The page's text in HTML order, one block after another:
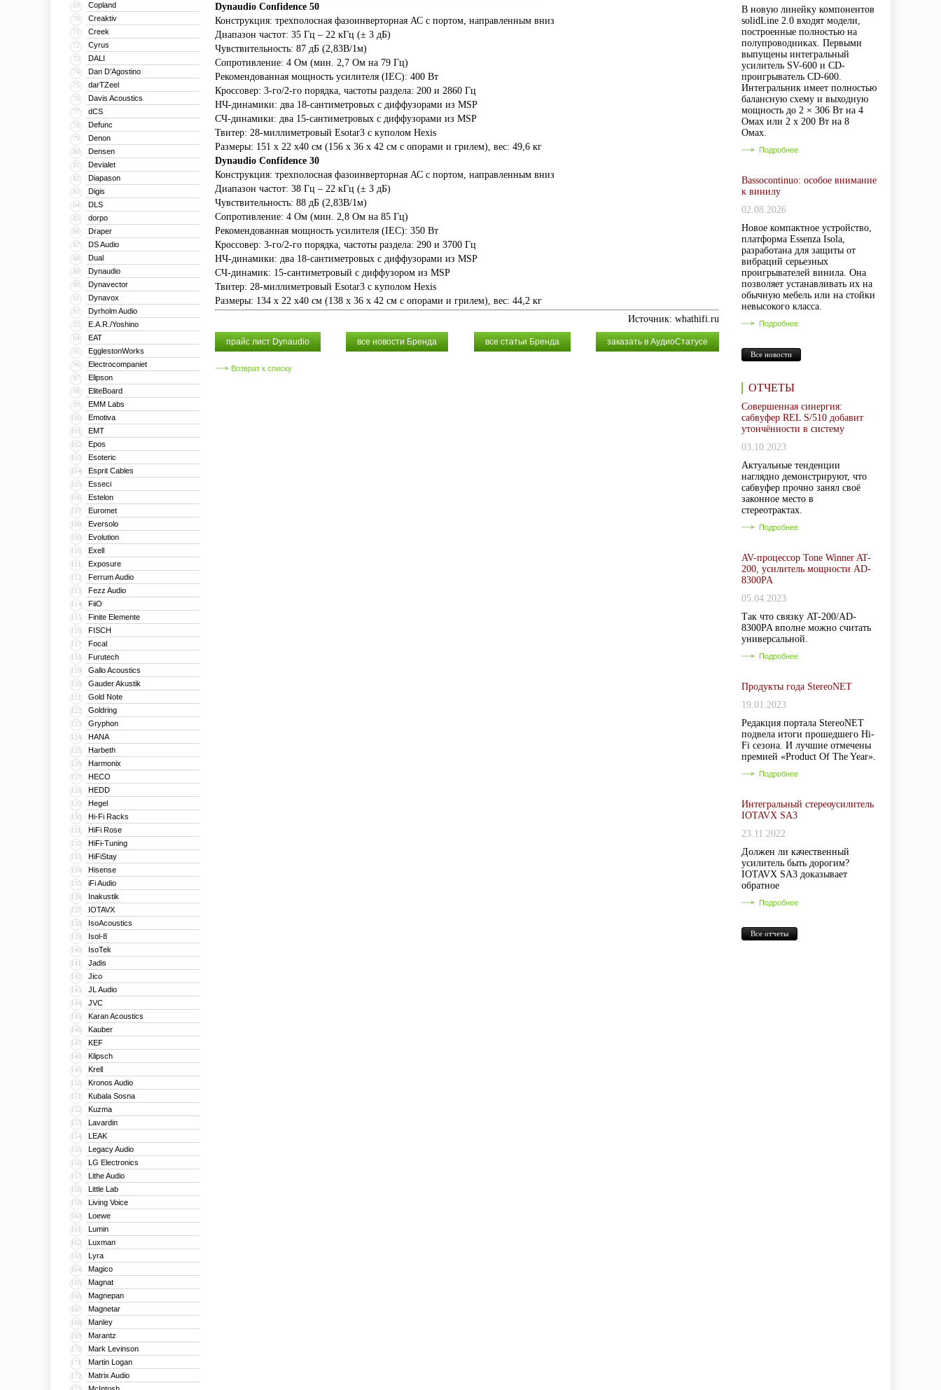
69 Copland
70 Creaktiv
71 Creek
72 Cyrus
73 DALI
74 Dan D’Agostino
75 darTZeel
76 Davis Acoustics
77 dCS
78 Defunc
79 Denon
80 Densen
81 Devialet
82 Diapason
83 Digis
84 DLS
85 dorpo
86 Draper
87 DS Audio
88 Dual
89 Dynaudio
90 Dynavector
91 Dynavox
92 Dyrholm Audio
93 E.A.R./Yoshino
94 EAT
95 EgglestonWorks
96 Electrocompaniet
97 Elipson
98 EliteBoard
99 EMM Labs
100 Emotiva
101 EMT
102 Epos
103 Esoteric
104 Esprit Cables
105 Esseci
106 Estelon
107 Euromet
108 Eversolo
109 Evolution
110 Exell
111 Exposure
112 Ferrum Audio
113 Fezz Audio
114 FiiO
115 Finite Elemente
116 FISCH
117 Focal
118 Furutech
119 Gallo Acoustics
120 Gauder Akustik
121 Gold Note
122 Goldring
123 Gryphon
124 HANA
125 Harbeth
126 Harmonix
127 HECO
128 HEDD
129 Hegel
130 Hi-Fi Racks
131 HiFi Rose
132 HiFi-Tuning
133 HiFiStay
134 Hisense
135 iFi Audio
136 Inakustik
137 IOTAVX
138 IsoAcoustics
139 Isol-8
140 IsoTek
141 Jadis
142 Jico
143 JL Audio
144 JVC
145 Karan Acoustics
146 Kauber
147 KEF
148 Klipsch
149 Krell
150 Kronos Audio
151 Kubala Sosna
152 Kuzma
153 Lavardin
154 LEAK
155 Legacy Audio
156 LG Electronics
157 Lithe Audio
158 Little Lab
159 Living Voice
160 Loewe
161 Lumin
162 Luxman
163 Lyra
164 Magico
165 Magnat
166 Magnepan
167 Magnetar
168 Manley
169 Marantz
170 Mark Levinson
171 Martin Logan
172 Matrix Audio
Dynaudio Confidence 50
Конструкция: трехполосная фазоинверторная АС с портом, направленным вниз
Диапазон частот: 35 Гц – 22 кГц (± 3 дБ)
Чувствительность: 87 дБ (2,83В/1м)
Сопротивление: 4 Ом (мин. 2,7 Ом на 79 Гц)
Рекомендованная мощность усилителя (IEC): 400 Вт
Кроссовер: 3-го/2-го порядка, частоты раздела: 200 и 2860 Гц
НЧ-динамики: два 18-сантиметровых с диффузорами из MSP
СЧ-динамики: два 15-сантиметровых с диффузорами из MSP
Твитер: 28-миллиметровый Esotar3 с куполом Hexis
Размеры: 151 x 22 x40 см (156 x 36 x 42 см с опорами и грилем), вес: 49,6 кг
Dynaudio Confidence 30
Конструкция: трехполосная фазоинверторная АС с портом, направленным вниз
Диапазон частот: 38 Гц – 22 кГц (± 3 дБ)
Чувствительность: 88 дБ (2,83В/1м)
Сопротивление: 4 Ом (мин. 2,8 Ом на 85 Гц)
Рекомендованная мощность усилителя (IEC): 350 Вт
Кроссовер: 3-го/2-го порядка, частоты раздела: 290 и 3700 Гц
НЧ-динамики: два 18-сантиметровых с диффузорами из MSP
СЧ-динамик: 15-сантиметровый с диффузором из MSP
Твитер: 28-миллиметровый Esotar3 с куполом Hexis
Размеры: 134 x 22 x40 см (138 x 36 x 42 см с опорами и грилем), вес: 44,2 кг
Источник: whathifi.ru
прайс лист Dynaudio все новости Бренда все статьи Бренда заказать в АудиоСтатусе
Возврат к списку
В новую линейку компонентов
solidLine 2.0 входят модели,
построенные полностью на
полупроводниках. Первыми
выпущены интегральный
усилитель SV-600 и CD-
проигрыватель CD-600.
Интегральник имеет полностью
балансную схему и выходную
мощность до 2 × 306 Вт на 4
Омах или 2 х 200 Вт на 8
Омах.
Подробнее
Bassocontinuo: особое внимание
к винилу
02.08.2026
Новое компактное устройство,
платформа Essenza Isola,
разработана для защиты от
вибраций серьезных
проигрывателей винила. Она
позволяет устанавливать их на
обычную мебель или на стойки
невысокого класса.
Подробнее
Все новости
ОТЧЕТЫ
Совершенная синергия:
сабвуфер REL S/510 добавит
утончённости в систему
03.10.2023
Актуальные тенденции
наглядно демонстрируют, что
сабвуфер прочно занял своё
законное место в
стереотрактах.
Подробнее
AV-процессор Tone Winner AT-
200, усилитель мощности AD-
8300PA
05.04.2023
Так что связку AT-200/AD-
8300PA вполне можно считать
универсальной.
Подробнее
Продукты года StereoNET
19.01.2023
Редакция портала StereoNET
подвела итоги прошедшего Hi-
Fi сезона. И лучшие отмечены
премией «Product Of The Year».
Подробнее
Интегральный стереоусилитель
IOTAVX SA3
23.11.2022
Должен ли качественный
усилитель быть дорогим?
IOTAVX SA3 доказывает
обратное
Подробнее
Все отчеты